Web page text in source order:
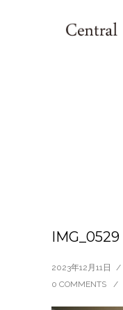
IMG_0529
2023年12月11日 /
0 COMMENTS
/